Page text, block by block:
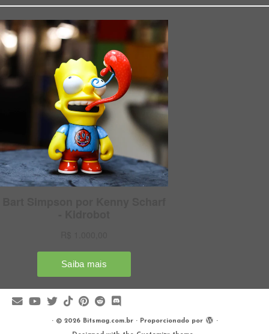
· © 2026 Bitsmag.com.br· Proporcionado por ·